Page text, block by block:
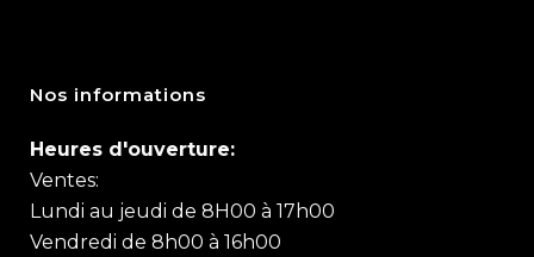
Nos informations
Heures d'ouverture:
Ventes:
Lundi au jeudi de 8H00 à 17h00
Vendredi de 8h00 à 16h00